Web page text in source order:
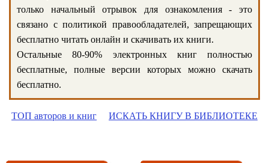
только начальный отрывок для ознакомления - это
связано с политикой правообладателей, запрещающих
бесплатно читать онлайн и скачивать их книги.
Остальные 80-90% электронных книг полностью
бесплатные, полные версии которых можно скачать
бесплатно.
ТОП авторов и книг ИСКАТЬ КНИГУ В БИБЛИОТЕКЕ